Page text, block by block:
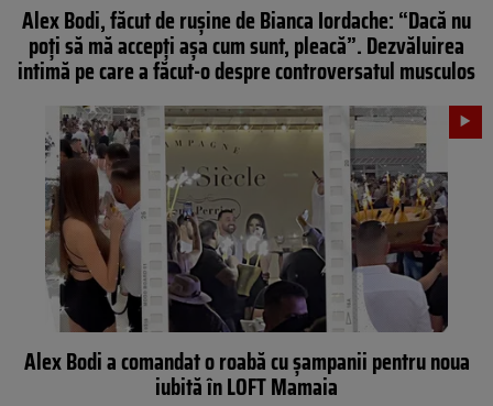
Alex Bodi, făcut de rușine de Bianca Iordache: “Dacă nu
poți să mă accepți așa cum sunt, pleacă”. Dezvăluirea
intimă pe care a făcut-o despre controversatul musculos
Alex Bodi a comandat o roabă cu șampanii pentru noua
iubită în LOFT Mamaia